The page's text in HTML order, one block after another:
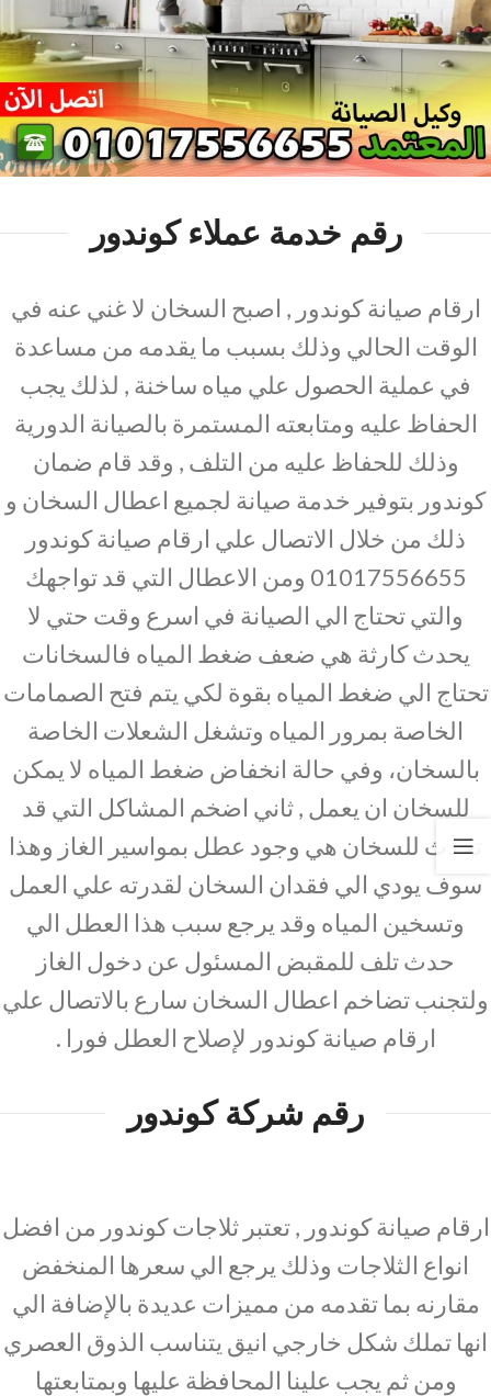
رقم خدمة عملاء كوندور
ارقام صيانة كوندور , اصبح السخان لا غني عنه في
الوقت الحالي وذلك بسبب ما يقدمه من مساعدة
في عملية الحصول علي مياه ساخنة , لذلك يجب
الحفاظ عليه ومتابعته المستمرة بالصيانة الدورية
وذلك للحفاظ عليه من التلف , وقد قام ضمان
كوندور بتوفير خدمة صيانة لجميع اعطال السخان و
ذلك من خلال الاتصال علي ارقام صيانة كوندور
01017556655 ومن الاعطال التي قد تواجهك
والتي تحتاج الي الصيانة في اسرع وقت حتي لا
يحدث كارثة هي ضعف ضغط المياه فالسخانات
تحتاج الي ضغط المياه بقوة لكي يتم فتح الصمامات
الخاصة بمرور المياه وتشغل الشعلات الخاصة
بالسخان، وفي حالة انخفاض ضغط المياه لا يمكن
للسخان ان يعمل , ثاني اضخم المشاكل التي قد
تحدث للسخان هي وجود عطل بمواسير الغاز وهذا
سوف يودي الي فقدان السخان لقدرته علي العمل
وتسخين المياه وقد يرجع سبب هذا العطل الي
حدث تلف للمقبض المسئول عن دخول الغاز
ولتجنب تضاخم اعطال السخان سارع بالاتصال علي
ارقام صيانة كوندور لإصلاح العطل فورا .
رقم شركة كوندور
ارقام صيانة كوندور , تعتبر ثلاجات كوندور من افضل
انواع الثلاجات وذلك يرجع الي سعرها المنخفض
مقارنه بما تقدمه من مميزات عديدة بالإضافة الي
انها تملك شكل خارجي انيق يتناسب الذوق العصري
ومن ثم يجب علينا المحافظة عليها وبمتابعتها